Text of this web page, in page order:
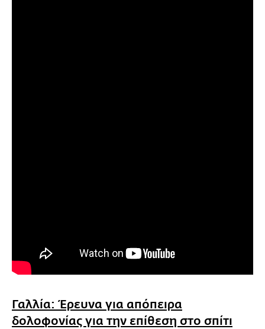
Γαλλία: Έρευνα για απόπειρα
δολοφονίας για την επίθεση στο σπίτι